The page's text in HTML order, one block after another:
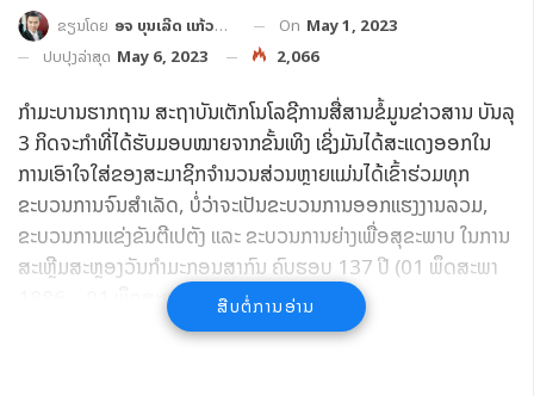
ຂຽນໂດຍ ອຈ ບຸນເລີດ ແກ້ວປະເສີດ On May 1, 2023
ປັບປຸງລ່າສຸດ May 6, 2023 2,066
ກໍາມະບານຮາກຖານ ສະຖາບັນເຕັກໂນໂລຊີການສື່ສານຂໍ້ມູນຂ່າວສານ ບັນລຸ
3 ກິດຈະກຳທີ່ໄດ້ຮັບມອບໝາຍຈາກຂັ້ນເທິງ ເຊິ່ງມັນໄດ້ສະແດງອອກໃນ
ການເອົາໃຈໃສ່ຂອງສະມາຊິກຈຳນວນສ່ວນຫຼາຍແມ່ນໄດ້ເຂົ້າຮ່ວມທຸກ
ຂະບວນການຈົນສໍາເລັດ, ບໍ່ວ່າຈະເປັນຂະບວນການອອກແຮງງານລວມ,
ຂະບວນການແຂ່ງຂັນຕີເປຕັງ ແລະ ຂະບວນການຍ່າງເພື່ອສຸຂະພາບ ໃນການ
ສະເຫຼີມສະຫຼອງວັນກໍາມະກອນສາກົນ ຄົບຮອບ 137 ປີ (01 ພຶດສະພາ
1886 – 01 ພຶດສະພາ 2023).ສືບຕໍ່ການອ່ານ